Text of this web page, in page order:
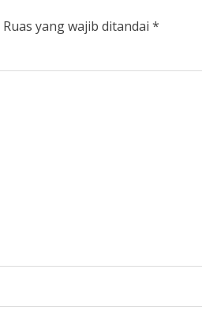
Ruas yang wajib ditandai *